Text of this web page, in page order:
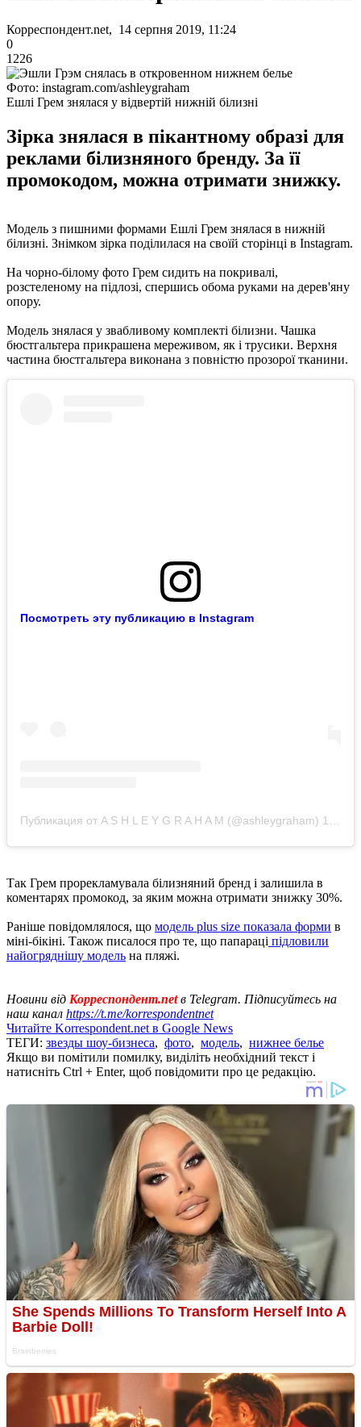
Корреспондент.net, 14 серпня 2019, 11:24
0
1226
Фото: instagram.com/ashleygraham
Ешлі Грем знялася у відвертій нижній білизні
Зірка знялася в пікантному образі для
реклами білизняного бренду. За її
промокодом, можна отримати знижку.
Модель з пишними формами Ешлі Грем знялася в нижній
білизні. Знімком зірка поділилася на своїй сторінці в Instagram.
На чорно-білому фото Грем сидить на покривалі,
розстеленому на підлозі, спершись обома руками на дерев'яну
опору.
Модель знялася у звабливому комплекті білизни. Чашка
бюстгальтера прикрашена мереживом, як і трусики. Верхня
частина бюстгальтера виконана з повністю прозорої тканини.
Посмотреть эту публикацию в Instagram
Публикация от A S H L E Y G R A H A M (@ashleygraham) 13 Авг 2019 в 2:01 PDT
Так Грем прорекламувала білизняний бренд і залишила в
коментарях промокод, за яким можна отримати знижку 30%.
Раніше повідомлялося, що модель plus size показала форми в
міні-бікіні. Також писалося про те, що папараці підловили
найогряднішу модель на пляжі.
Новини від Корреспондент.netв Telegram. Підписуйтесь на
наш канал https://t.me/korrespondentnet
Читайте Korrespondent.net в Google News
ТЕГИ: звезды шоу-бизнеса, фото, модель, нижнее белье
Якщо ви помітили помилку, виділіть необхідний текст і
натисніть Ctrl + Enter, щоб повідомити про це редакцію.